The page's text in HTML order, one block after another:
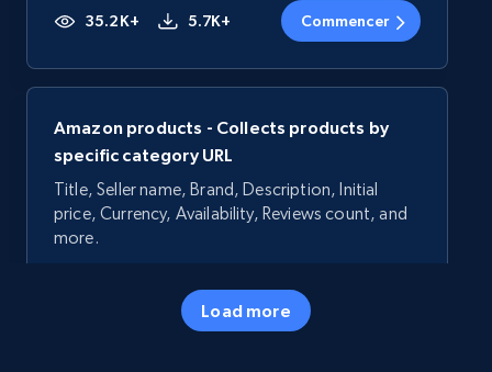
35.2K+ 5.7K+ Commencer
Amazon products - Collects products by
specific category URL
Title, Seller name, Brand, Description, Initial
price, Currency, Availability, Reviews count, and
more.
5.7K+ Commencer
Load more